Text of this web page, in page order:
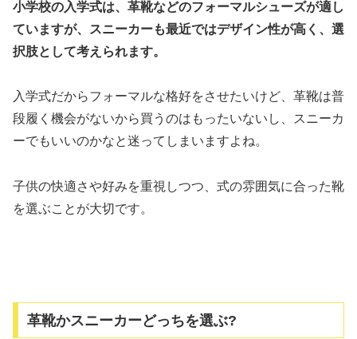
小学校の入学式は、革靴などのフォーマルシューズが適し
ていますが、スニーカーも最近ではデザイン性が高く、選
択肢として考えられます。
入学式だからフォーマルな格好をさせたいけど、革靴は普
段履く機会がないから買うのはもったいないし、スニーカ
ーでもいいのかなと迷ってしまいますよね。
子供の快適さや好みを重視しつつ、式の雰囲気に合った靴
を選ぶことが大切です。
革靴かスニーカーどっちを選ぶ?